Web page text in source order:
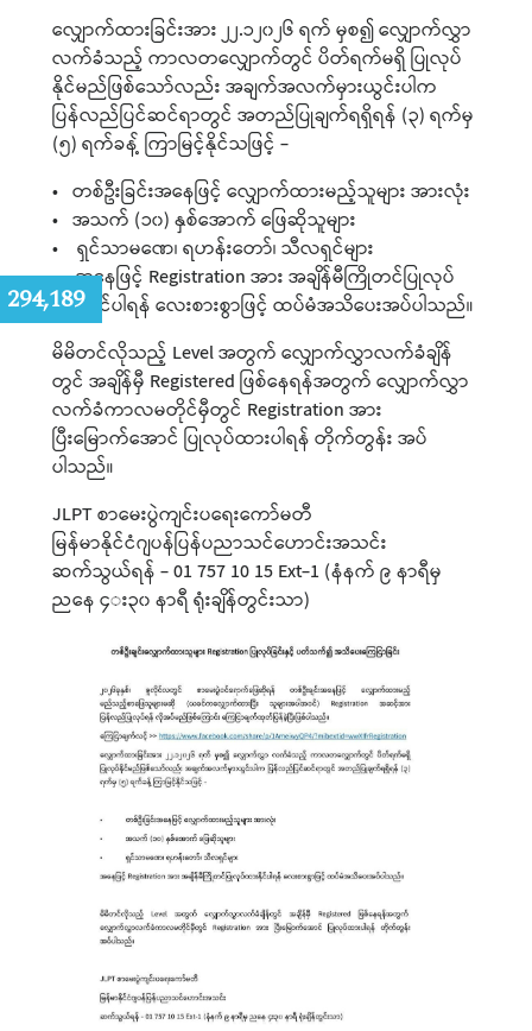
လျှောက်ထားခြင်းအား ၂၂.၁၂၀၂၆ ရက် မှစ၍ လျှောက်လွှာ
လက်ခံသည့် ကာလတလျှောက်တွင် ပိတ်ရက်မရှိ ပြုလုပ်
နိုင်မည်ဖြစ်သော်လည်း အချက်အလက်မှားယွင်းပါက
ပြန်လည်ပြင်ဆင်ရာတွင် အတည်ပြုချက်ရရှိရန် (၃) ရက်မှ
(၅) ရက်ခန့် ကြာမြင့်နိုင်သဖြင့် -
• တစ်ဦးခြင်းအနေဖြင့် လျှောက်ထားမည့်သူများ အားလုံး
• အသက် (၁၀) နှစ်အောက် ဖြေဆိုသူများ
• ရှင်သာမဏေ၊ ရဟန်းတော်၊ သီလရှင်များ
အနေဖြင့် Registration အား အချိန်မီကြိုတင်ပြုလုပ်
ထားနိုင်ပါရန် လေးစားစွာဖြင့် ထပ်မံအသိပေးအပ်ပါသည်။
မိမိတင်လိုသည့် Level အတွက် လျှောက်လွှာလက်ခံချိန်
တွင် အချိန်မှီ Registered ဖြစ်နေရန်အတွက် လျှောက်လွှာ
လက်ခံကာလမတိုင်မှီတွင် Registration အား
ပြီးမြောက်အောင် ပြုလုပ်ထားပါရန် တိုက်တွန်း အပ်
ပါသည်။
JLPT စာမေးပွဲကျင်းပရေးကော်မတီ
မြန်မာနိုင်ငံဂျပန်ပြန်ပညာသင်ဟောင်းအသင်း
ဆက်သွယ်ရန် - 01 757 10 15 Ext-1 (နံနက် ၉ နာရီမှ
ညနေ ၄း၃၀ နာရီ ရုံးချိန်တွင်းသာ)
294,189